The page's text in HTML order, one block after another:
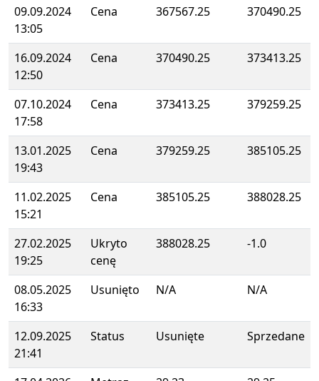
09.09.2024
13:05
Cena 367567.25 370490.25
16.09.2024
12:50
Cena 370490.25 373413.25
07.10.2024
17:58
Cena 373413.25 379259.25
13.01.2025
19:43
Cena 379259.25 385105.25
11.02.2025
15:21
Cena 385105.25 388028.25
27.02.2025
19:25
Ukryto
cenę
388028.25 -1.0
08.05.2025
16:33
Usunięto N/A N/A
12.09.2025
21:41
Status Usunięte Sprzedane